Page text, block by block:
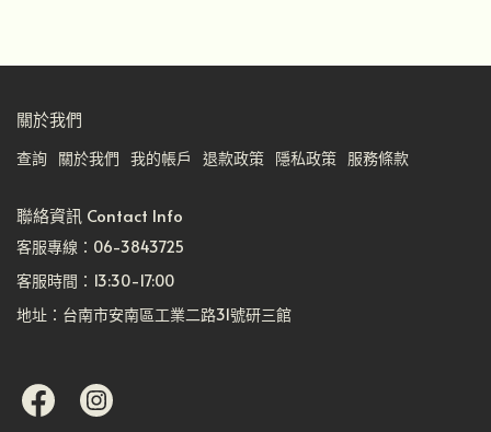
關於我們
查詢 關於我們 我的帳戶 退款政策 隱私政策 服務條款
聯絡資訊 Contact Info
客服專線：06-3843725
客服時間：13:30-17:00
地址：台南市安南區工業二路31號研三館